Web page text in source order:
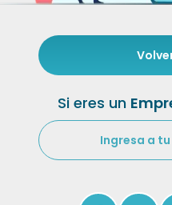
Si eres un
Ingresa a